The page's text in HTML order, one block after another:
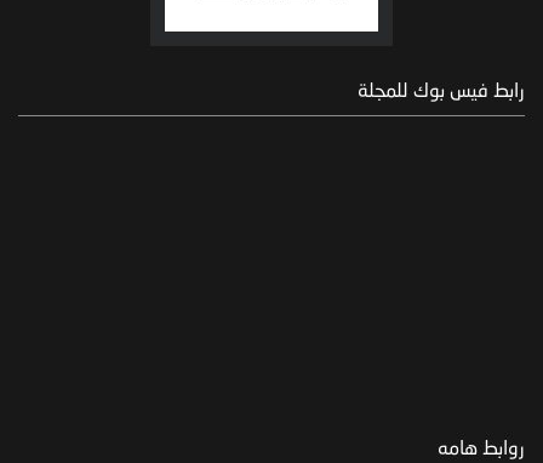
رابط فيس بوك للمجلة
روابط هامه